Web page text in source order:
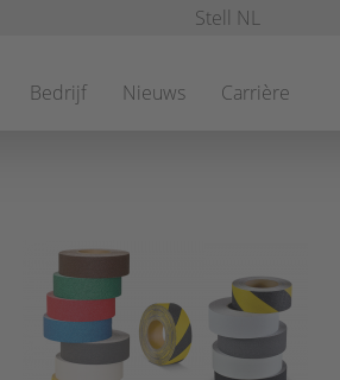
Bedrijf Nieuws
Carrière
Stell NL